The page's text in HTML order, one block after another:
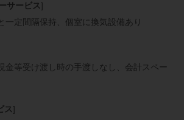
サービス]
一定間隔保持
個室に換気設備あり
現金等受け渡し時の手渡しなし
会計スペー
ス]